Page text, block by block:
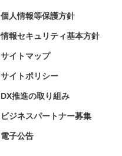
個人情報等保護方針
情報セキュリティ基本方針
サイトマップ
サイトポリシー
DX推進の取り組み
ビジネスパートナー募集
電子公告